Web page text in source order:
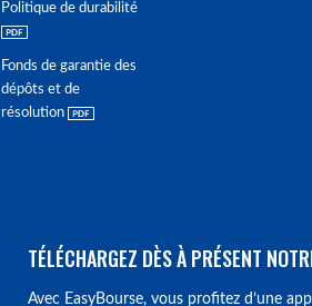
Politique de durabilité
Fonds de garantie des
dépôts et de
résolution
TÉLÉCHARGEZ DÈS À PRÉSENT
Avec EasyBourse, vous profitez d’une